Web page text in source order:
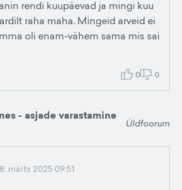
rendi kuupäevad ja mingi kuu
raha maha. Mingeid arveid ei
oli enam-vähem sama mis sai
0 0
- asjade varastamine
Üldfoorum
märts 2025 09:51